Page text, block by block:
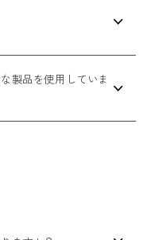
製品を使用していま